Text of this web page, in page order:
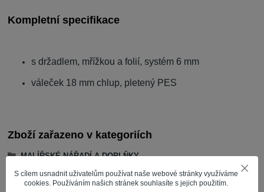
Kompletní specifikace
s držadlem, mřížkou a folií, systém 6 mm
váleček 18 mm chlup, pletený PES
Zboží zařazeno v kategoriích
MALÍŘSKÉ NÁŘADÍ A DOPLŇKY
VÝROBCE | ZNAČKA
S cílem usnadnit uživatelům používat naše webové stránky využíváme
cookies. Používáním našich stránek souhlasíte s jejich použitím.